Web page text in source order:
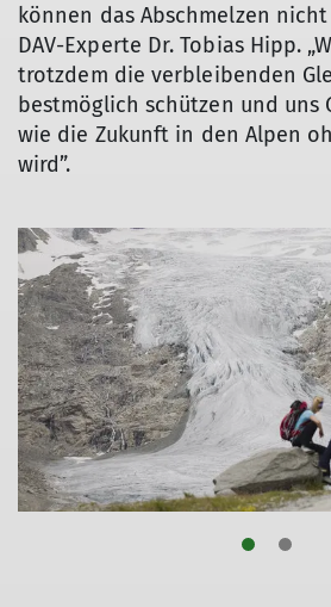
können das Abschmelzen
DAV-Experte Dr. Tobias Hipp.
trotzdem die verbleibenden
bestmöglich schützen und uns
wie die Zukunft in den Alpen
wird”.
© DAV / Jens
© DAV/Marco